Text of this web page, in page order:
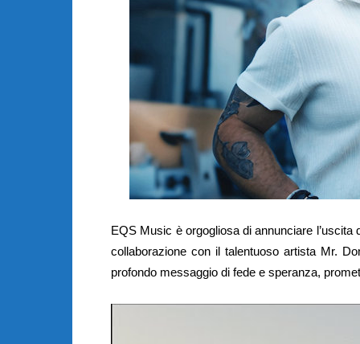
EQS Music è orgogliosa di annunciare l’uscita
collaborazione con il talentuoso artista Mr.
profondo messaggio di fede e speranza,